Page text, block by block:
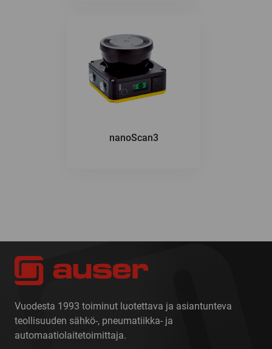
nanoScan3
Vuodesta 1993 toiminut luotettava ja asiantunteva
teollisuuden sähkö-, pneumatiikka- ja
automaatiolaitetoimittaja.